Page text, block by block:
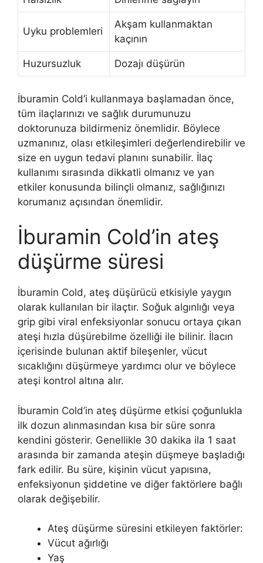
Uyku problemleri
Akşam kullanmaktan
kaçının
Huzursuzluk Dozajı düşürün
İburamin Cold’i kullanmaya başlamadan önce,
tüm ilaçlarınızı ve sağlık durumunuzu
doktorunuza bildirmeniz önemlidir. Böylece
uzmanınız, olası etkileşimleri değerlendirebilir ve
size en uygun tedavi planını sunabilir. İlaç
kullanımı sırasında dikkatli olmanız ve yan
etkiler konusunda bilinçli olmanız, sağlığınızı
korumanız açısından önemlidir.
İburamin Cold’in ateş
düşürme süresi
İburamin Cold, ateş düşürücü etkisiyle yaygın
olarak kullanılan bir ilaçtır. Soğuk algınlığı veya
grip gibi viral enfeksiyonlar sonucu ortaya çıkan
ateşi hızla düşürebilme özelliği ile bilinir. İlacın
içerisinde bulunan aktif bileşenler, vücut
sıcaklığını düşürmeye yardımcı olur ve böylece
ateşi kontrol altına alır.
İburamin Cold’in ateş düşürme etkisi çoğunlukla
ilk dozun alınmasından kısa bir süre sonra
kendini gösterir. Genellikle 30 dakika ila 1 saat
arasında bir zamanda ateşin düşmeye başladığı
fark edilir. Bu süre, kişinin vücut yapısına,
enfeksiyonun şiddetine ve diğer faktörlere bağlı
olarak değişebilir.
Ateş düşürme süresini etkileyen faktörler:
Vücut ağırlığı
Yaş